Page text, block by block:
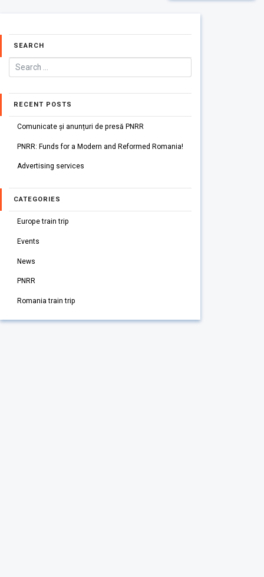
SEARCH
RECENT POSTS
Comunicate și anunțuri de presă PNRR
PNRR: Funds for a Modern and Reformed Romania!
Advertising services
CATEGORIES
Europe train trip
Events
News
PNRR
Romania train trip